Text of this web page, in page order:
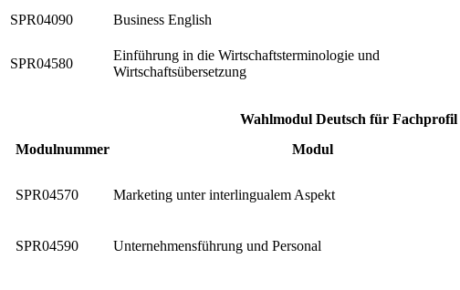
SPR04090
Business English
SPR04580
Einführung in die Wirtschaftsterminologie und
Wirtschaftsübersetzung
Wahlmodul Deutsch für Fachprofil
Modulnummer
Modul
SPR04570 Marketing unter interlingualem Aspekt
SPR04590 Unternehmensführung und Personal